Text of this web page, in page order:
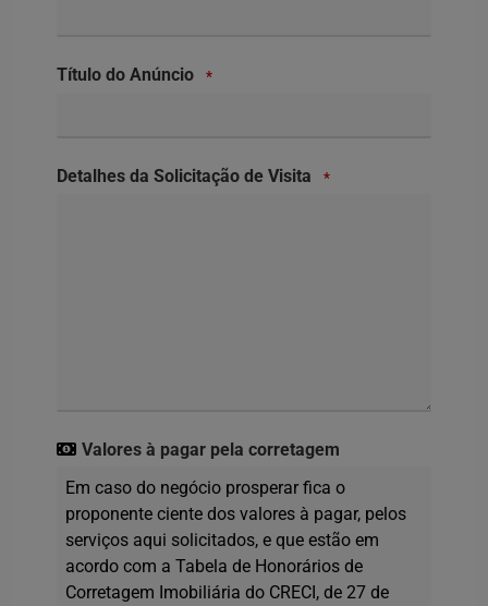
Título do Anúncio *
Detalhes da Solicitação de Visita *
Valores à pagar pela corretagem